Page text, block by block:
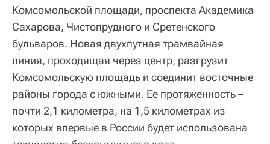
Комсомольской площади, проспекта Академика
Сахарова, Чистопрудного и Сретенского
бульваров. Новая двухпутная трамвайная
линия, проходящая через центр, разгрузит
Комсомольскую площадь и соединит восточные
районы города с южными. Ее протяженность –
почти 2,1 километра, на 1,5 километрах из
которых впервые в России будет использована